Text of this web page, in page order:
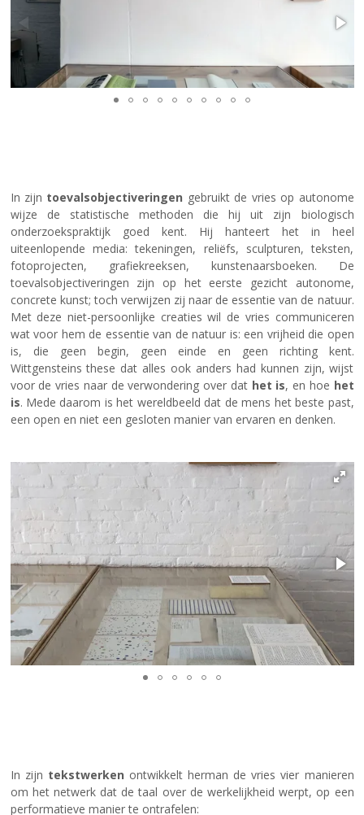
In zijn toevalsobjectiveringen gebruikt de vries op autonome
wijze de statistische methoden die hij uit zijn biologisch
onderzoekspraktijk goed kent. Hij hanteert het in heel
uiteenlopende media: tekeningen, reliëfs, sculpturen, teksten,
fotoprojecten, grafiekreeksen, kunstenaarsboeken. De
toevalsobjectiveringen zijn op het eerste gezicht autonome,
concrete kunst; toch verwijzen zij naar de essentie van de natuur.
Met deze niet-persoonlijke creaties wil de vries communiceren
wat voor hem de essentie van de natuur is: een vrijheid die open
is, die geen begin, geen einde en geen richting kent.
Wittgensteins these dat alles ook anders had kunnen zijn, wijst
voor de vries naar de verwondering over dat het is, en hoe het
is. Mede daarom is het wereldbeeld dat de mens het beste past,
een open en niet een gesloten manier van ervaren en denken.
In zijn tekstwerken ontwikkelt herman de vries vier manieren
om het netwerk dat de taal over de werkelijkheid werpt, op een
performatieve manier te ontrafelen: